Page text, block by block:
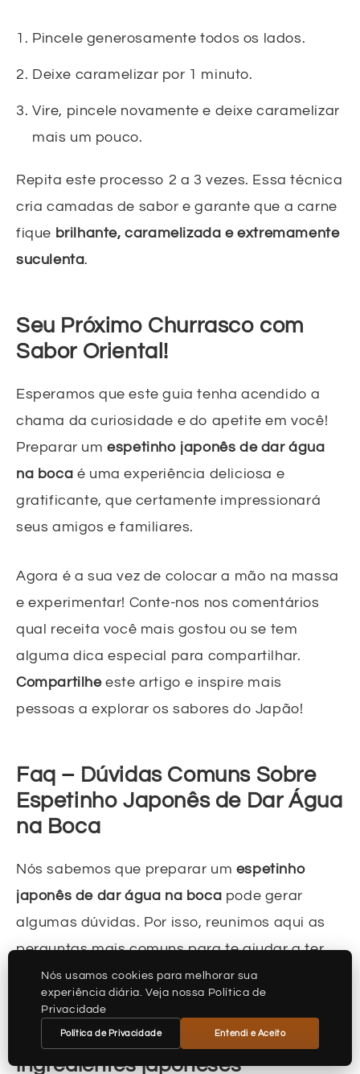
Pincele generosamente todos os lados.
Deixe caramelizar por 1 minuto.
Vire, pincele novamente e deixe caramelizar
mais um pouco.
Repita este processo 2 a 3 vezes. Essa técnica
cria camadas de sabor e garante que a carne
fique brilhante, caramelizada e extremamente
suculenta.
Seu Próximo Churrasco com
Sabor Oriental!
Esperamos que este guia tenha acendido a
chama da curiosidade e do apetite em você!
Preparar umespetinho japonês de dar água
na boca é uma experiência deliciosa e
gratificante, que certamente impressionará
seus amigos e familiares.
Agora é a sua vez de colocar a mão na massa
e experimentar! Conte-nos nos comentários
qual receita você mais gostou ou se tem
alguma dica especial para compartilhar.
Compartilheeste artigo e inspire mais
pessoas a explorar os sabores do Japão!
Faq – Dúvidas Comuns Sobre
Espetinho Japonês de Dar Água
na Boca
Nós sabemos que preparar um espetinho
japonês de dar água na boca pode gerar
algumas dúvidas. Por isso, reunimos aqui as
perguntas mais comuns para te ajudar a ter
sucesso na sua cozinha!
1. Onde podemos encontrar os
ingredientes japoneses
Nós usamos cookies para melhorar sua
experiência diária. Veja nossa Política de
Privacidade
Política de Privacidade Entendi e Aceito